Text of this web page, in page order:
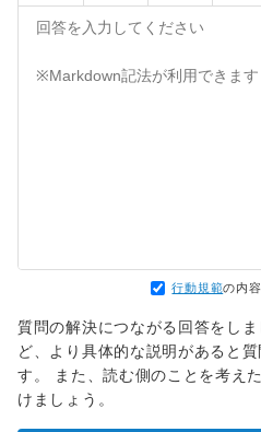
行動規範の内
質問の解決につながる回答をし
ど、より具体的な説明があると
す。 また、読む側のことを考え
けましょう。